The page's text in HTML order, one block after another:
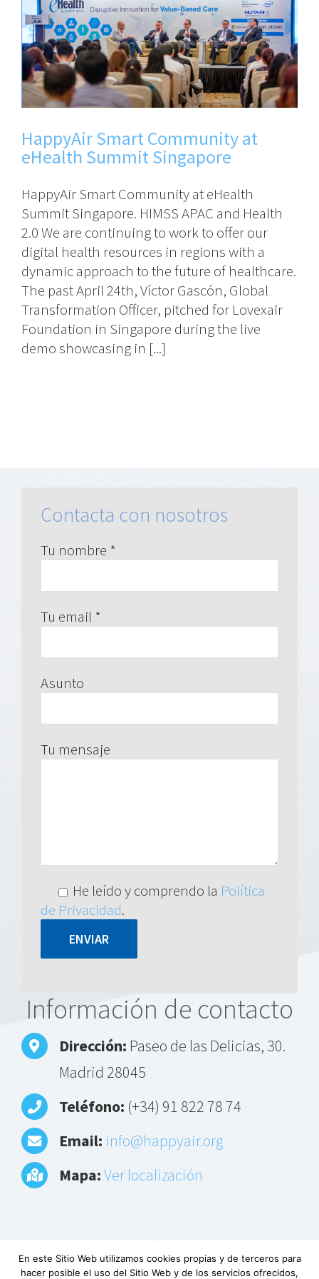
HappyAir Smart Community at
eHealth Summit Singapore
HappyAir Smart Community at eHealth
Summit Singapore. HIMSS APAC and Health
2.0 We are continuing to work to offer our
digital health resources in regions with a
dynamic approach to the future of healthcare.
The past April 24th, Víctor Gascón, Global
Transformation Officer, pitched for Lovexair
Foundation in Singapore during the live
demo showcasing in [...]
Contacta con nosotros
Tu nombre *
Tu email *
Asunto
Tu mensaje
He leído y comprendo la Política
de Privacidad.
Información de contacto
Dirección: Paseo de las Delicias, 30.
Madrid 28045
Teléfono: (+34) 91 822 78 74
Email: info@happyair.org
Mapa:Ver localización
En este Sitio Web utilizamos cookies propias y de terceros para
hacer posible el uso del Sitio Web y de los servicios ofrecidos,